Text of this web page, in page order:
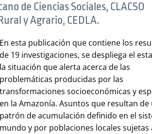
de Ciencias Sociales, CLACSO
y Agrario, CEDLA.
En esta publicación que contiene los
de 19 investigaciones, se despliega el
la situación que alerta acerca de las
problemáticas producidas por las
transformaciones socioeconómicas y
en la Amazonía. Asuntos que resultan de
patrón de acumulación definido en el
mundo y por poblaciones locales sujetas